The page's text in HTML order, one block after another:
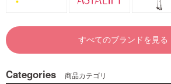
すべてのブランドを見る
Categories 商品カテゴリ